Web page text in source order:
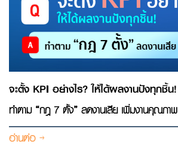
จะตั้ง KPI อย่างไร? ให้ได้ผลงานปังทุกชิ้น!
ทำตาม “กฎ 7 ตั้ง” ลดงานเสีย เพิ่มงานคุณภาพ
อ่านต่อ